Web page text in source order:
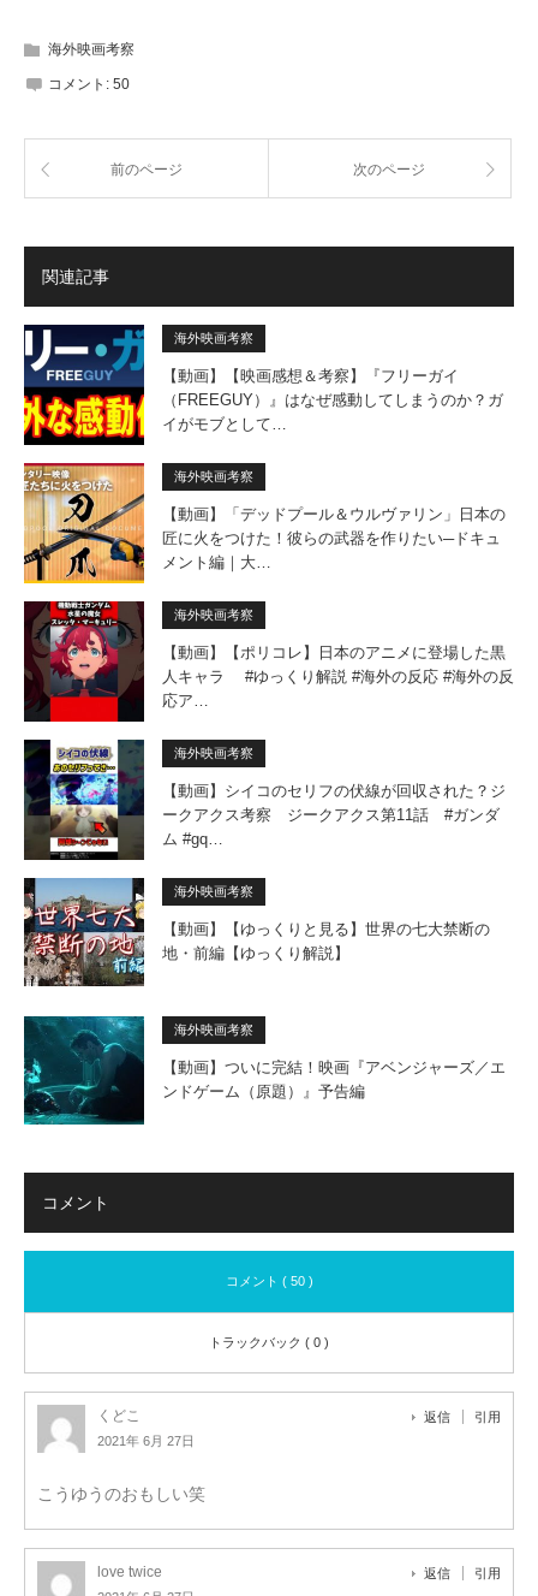
海外映画考察
コメント: 50
前のページ 次のページ
関連記事
海外映画考察
【動画】【映画感想＆考察】『フリーガイ
（FREEGUY）』はなぜ感動してしまうのか？ガ
イがモブとして…
海外映画考察
【動画】「デッドプール＆ウルヴァリン」日本の
匠に火をつけた！彼らの武器を作りたい─ドキュ
メント編｜大…
海外映画考察
【動画】【ポリコレ】日本のアニメに登場した黒
人キャラ #ゆっくり解説 #海外の反応 #海外の反
応ア…
海外映画考察
【動画】シイコのセリフの伏線が回収された？ジ
ークアクス考察 ジークアクス第11話 #ガンダ
ム #gq…
海外映画考察
【動画】【ゆっくりと見る】世界の七大禁断の
地・前編【ゆっくり解説】
海外映画考察
【動画】ついに完結！映画『アベンジャーズ／エ
ンドゲーム（原題）』予告編
コメント
コメント ( 50 )
トラックバック ( 0 )
くどこ
2021年 6月 27日
返信 引用
こうゆうのおもしい笑
love twice 返信 引用